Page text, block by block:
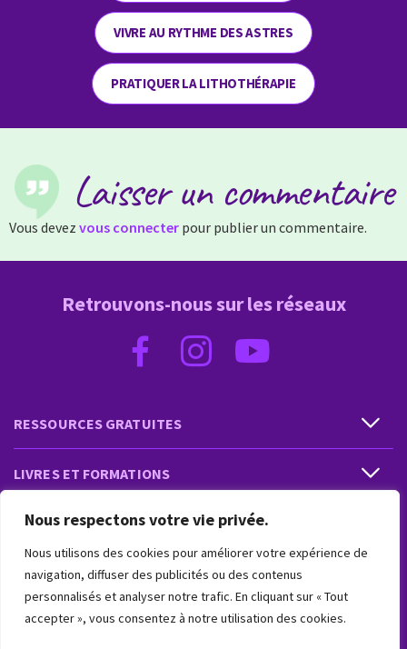
Nous respectons votre vie privée.
Nous utilisons des cookies pour améliorer votre expérience de
navigation, diffuser des publicités ou des contenus
personnalisés et analyser notre trafic. En cliquant sur « Tout
accepter », vous consentez à notre utilisation des cookies.
VIVRE AU RYTHME DES ASTRES
PRATIQUER LA LITHOTHÉRAPIE
Laisser un commentaire
Vous devez vous connecter pour publier un commentaire.
RESSOURCES GRATUITES
LIVRES ET FORMATIONS
PRESTATIONS ET PRODUITS
VIVRE INTUITIF
Retrouvons-nous sur les réseaux